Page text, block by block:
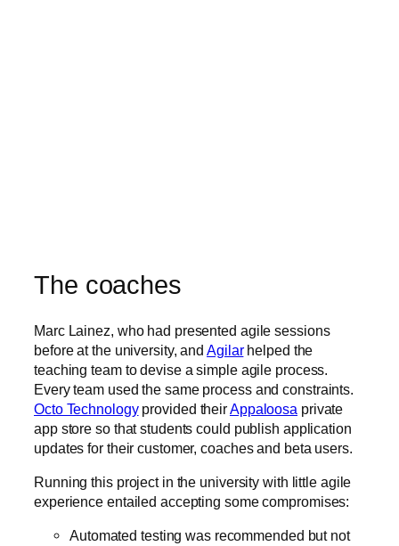
The coaches
Marc Lainez, who had presented agile sessions
before at the university, and Agilarhelped the
teaching team to devise a simple agile process.
Every team used the same process and constraints.
Octo Technologyprovided their Appaloosa private
app store so that students could publish application
updates for their customer, coaches and beta users.
Running this project in the university with little agile
experience entailed accepting some compromises:
Automated testing was recommended but not